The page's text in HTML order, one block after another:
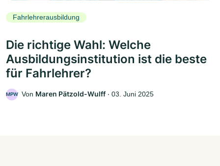
Fahrlehrerausbildung
Die richtige Wahl: Welche
Ausbildungsinstitution ist die beste
für Fahrlehrer?
MPW Von Maren Pätzold-Wulff ‧ 03. Juni 2025